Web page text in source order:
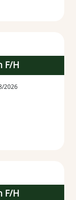
F/H
2026
F/H